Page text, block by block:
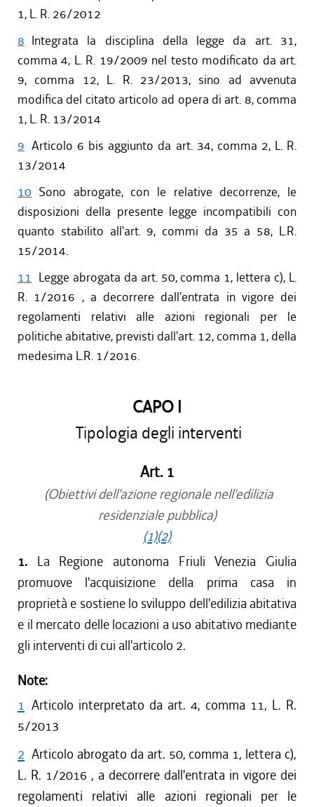
1, L. R. 26/2012
8 Integrata la disciplina della legge da art. 31,
comma 4, L. R. 19/2009 nel testo modificato da art.
9, comma 12, L. R. 23/2013, sino ad avvenuta
modifica del citato articolo ad opera di art. 8, comma
1, L. R. 13/2014
9 Articolo 6 bis aggiunto da art. 34, comma 2, L. R.
13/2014
10 Sono abrogate, con le relative decorrenze, le
disposizioni della presente legge incompatibili con
quanto stabilito all'art. 9, commi da 35 a 58, L.R.
15/2014.
11 Legge abrogata da art. 50, comma 1, lettera c), L.
R. 1/2016 , a decorrere dall'entrata in vigore dei
regolamenti relativi alle azioni regionali per le
politiche abitative, previsti dall'art. 12, comma 1, della
medesima L.R. 1/2016.
CAPO I
Tipologia degli interventi
Art. 1
(Obiettivi dell'azione regionale nell'edilizia
residenziale pubblica)
(1)(2)
1. La Regione autonoma Friuli Venezia Giulia
promuove l'acquisizione della prima casa in
proprietà e sostiene lo sviluppo dell'edilizia abitativa
e il mercato delle locazioni a uso abitativo mediante
gli interventi di cui all'articolo 2.
Note:
1 Articolo interpretato da art. 4, comma 11, L. R.
5/2013
2 Articolo abrogato da art. 50, comma 1, lettera c),
L. R. 1/2016 , a decorrere dall'entrata in vigore dei
regolamenti relativi alle azioni regionali per le